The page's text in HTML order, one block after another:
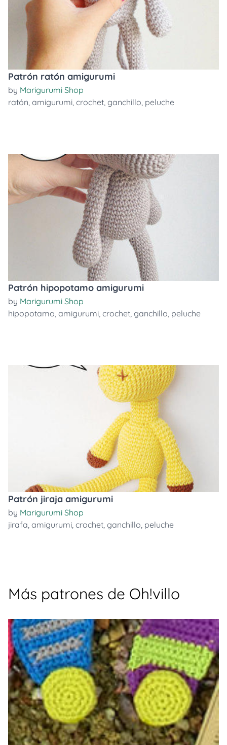
Patrón ratón amigurumi
by Marigurumi Shop
ratón, amigurumi, crochet, ganchillo, peluche
Patrón hipopotamo amigurumi
by Marigurumi Shop
hipopotamo, amigurumi, crochet, ganchillo, peluche
Patrón jiraja amigurumi
by Marigurumi Shop
jirafa, amigurumi, crochet, ganchillo, peluche
Más patrones de Oh!villo